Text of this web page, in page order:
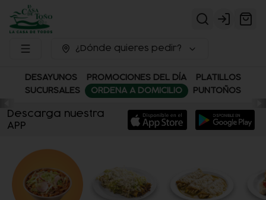
Login
¿Dónde quieres pedir?
DESAYUNOS PROMOCIONES DEL DÍA
PLATILLOS
SUCURSALES
ORDENA A DOMICILIO PUNTOÑOS
Descarga nuestra
APP